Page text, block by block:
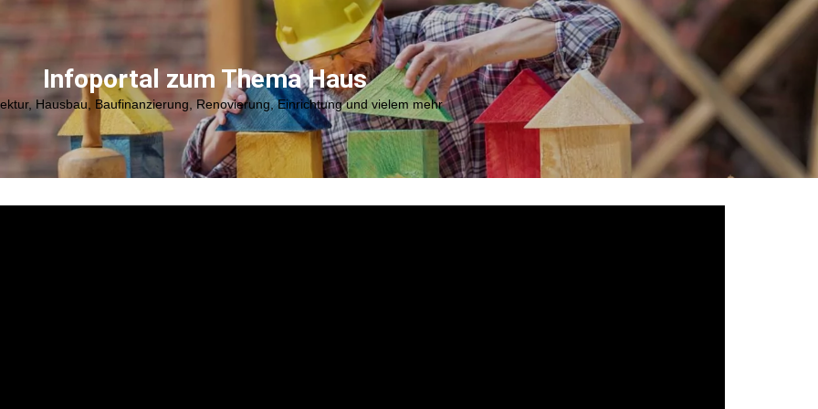
Infoportal zum Thema Haus
Hausbau, Baufinanzierung, Renovierung, Einrichtung und vielem mehr